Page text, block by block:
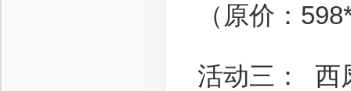
（原价：
活动三： 西